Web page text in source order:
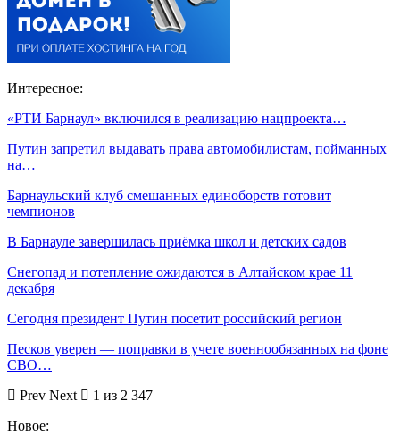
Интересное:
«РТИ Барнаул» включился в реализацию нацпроекта…
Путин запретил выдавать права автомобилистам, пойманных
на…
Барнаульский клуб смешанных единоборств готовит
чемпионов
В Барнауле завершилась приёмка школ и детских садов
Снегопад и потепление ожидаются в Алтайском крае 11
декабря
Сегодня президент Путин посетит российский регион
Песков уверен — поправки в учете военнообязанных на фоне
СВО…
Prev Next
1 из 2 347
Новое: